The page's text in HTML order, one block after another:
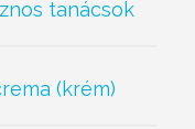
tanácsok
(krém)